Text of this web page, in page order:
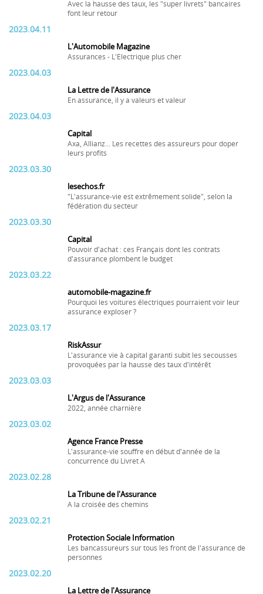
Avec la hausse des taux, les "super livrets" bancaires
font leur retour
2023.04.11
L'Automobile Magazine
Assurances - L'Electrique plus cher
2023.04.03
La Lettre de l'Assurance
En assurance, il y a valeurs et valeur
2023.04.03
Capital
Axa, Allianz... Les recettes des assureurs pour doper
leurs profits
2023.03.30
lesechos.fr
"L'assurance-vie est extrêmement solide", selon la
fédération du secteur
2023.03.30
Capital
Pouvoir d'achat : ces Français dont les contrats
d'assurance plombent le budget
2023.03.22
automobile-magazine.fr
Pourquoi les voitures électriques pourraient voir leur
assurance exploser ?
2023.03.17
RiskAssur
L'assurance vie à capital garanti subit les secousses
provoquées par la hausse des taux d'intérêt
2023.03.03
L'Argus de l'Assurance
2022, année charnière
2023.03.02
Agence France Presse
L'assurance-vie souffre en début d'année de la
concurrence du Livret A
2023.02.28
La Tribune de l'Assurance
A la croisée des chemins
2023.02.21
Protection Sociale Information
Les bancassureurs sur tous les front de l'assurance de
personnes
2023.02.20
La Lettre de l'Assurance